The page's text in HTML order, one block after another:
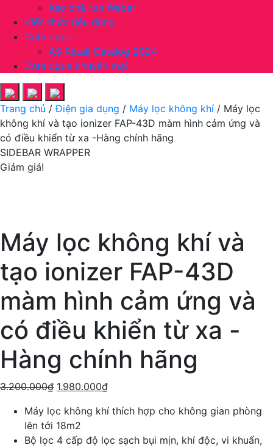
Keo chà ron Weber
Kiến thức tiêu dùng
Catalogue
AS Retail Catalog 2024
Catalogue khuyến mại
Trang chủ /Điện gia dụng / Máy lọc không khí / Máy lọc
không khí và tạo ionizer FAP-43D màm hình cảm ứng và
có điều khiển từ xa -Hàng chính hãng
SIDEBAR WRAPPER
Giảm giá!
Máy lọc không khí và
tạo ionizer FAP-43D
màm hình cảm ứng và
có điều khiển từ xa -
Hàng chính hãng
3.200.000₫ 1.980.000₫
Máy lọc không khí thích hợp cho không gian phòng
lên tới 18m2
Bộ lọc 4 cấp độ lọc sạch bụi mịn, khí độc, vi khuẩn,